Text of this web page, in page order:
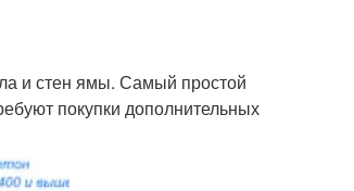
и стен ямы. Самый простой
покупки дополнительных